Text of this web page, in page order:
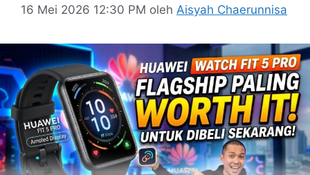
16 Mei 2026 12:30 PM oleh Aisyah Chaerunnisa